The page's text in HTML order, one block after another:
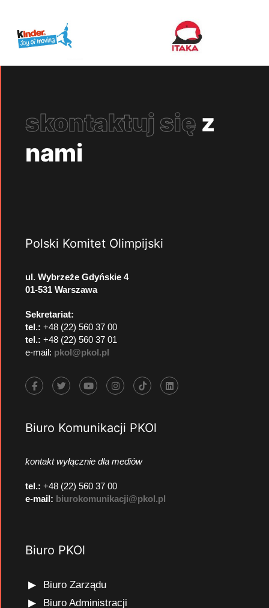
skontaktuj się z
nami
Polski Komitet Olimpijski
ul. Wybrzeże Gdyńskie 4
01-531 Warszawa
Sekretariat:
tel.: +48 (22) 560 37 00
tel.: +48 (22) 560 37 01
e-mail: pkol@pkol.pl
Biuro Komunikacji PKOl
kontakt wyłącznie dla mediów
tel.: +48 (22) 560 37 00
e-mail: biurokomunikacji@pkol.pl
Biuro PKOl
Biuro Zarządu
Biuro Administracji